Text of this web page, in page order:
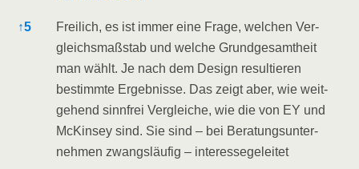
↑5
Frei­lich, es ist immer eine Fra­ge, wel­chen Ver­
gleichs­maß­stab und wel­che Grund­ge­samt­heit
man wählt. Je nach dem Design resul­tie­ren
bestimm­te Ergeb­nis­se. Das zeigt aber, wie weit­
ge­hend sinn­frei Ver­glei­che, wie die von EY und
McK­in­sey sind. Sie sind – bei Bera­tungs­un­ter­
neh­men zwangs­läu­fig – interessegeleitet